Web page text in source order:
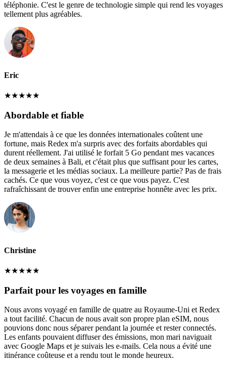
téléphonie. C'est le genre de technologie simple qui rend les voyages
tellement plus agréables.
Eric
★★★★★
Abordable et fiable
Je m'attendais à ce que les données internationales coûtent une
fortune, mais Redex m'a surpris avec des forfaits abordables qui
durent réellement. J'ai utilisé le forfait 5 Go pendant mes vacances
de deux semaines à Bali, et c'était plus que suffisant pour les cartes,
la messagerie et les médias sociaux. La meilleure partie? Pas de frais
cachés. Ce que vous voyez, c'est ce que vous payez. C'est
rafraîchissant de trouver enfin une entreprise honnête avec les prix.
Christine
★★★★★
Parfait pour les voyages en famille
Nous avons voyagé en famille de quatre au Royaume-Uni et Redex
a tout facilité. Chacun de nous avait son propre plan eSIM, nous
pouvions donc nous séparer pendant la journée et rester connectés.
Les enfants pouvaient diffuser des émissions, mon mari naviguait
avec Google Maps et je suivais les e-mails. Cela nous a évité une
itinérance coûteuse et a rendu tout le monde heureux.